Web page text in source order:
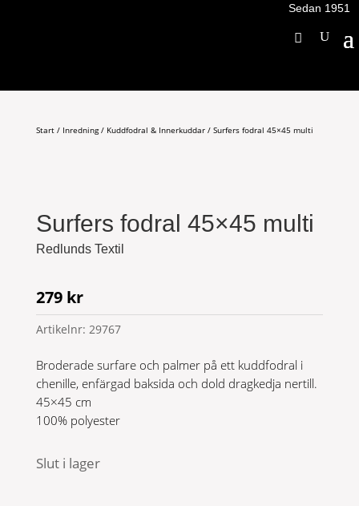
Sedan 1951
Start/ Inredning/ Kuddfodral & Innerkuddar/ Surfers fodral 45×45 multi
Surfers fodral 45×45 multi
Redlunds Textil
279 kr
Artikelnr: 29767
Broderade surfare och palmer på ett kuddfodral i
chenille, enfärgad baksida och dold dragkedja nertill.
45×45 cm
100% polyester
Slut i lager